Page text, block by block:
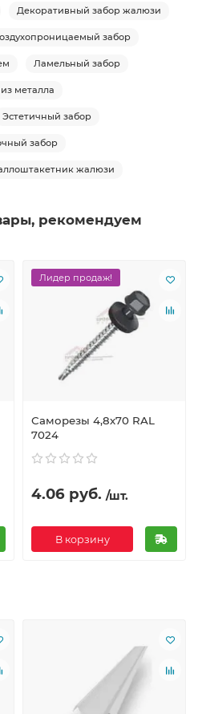
Декоративный забор жалюзи
забор
Ламельный забор
металла
Эстетичный забор
забор
жалюзи
рекомендуем
Лидер продаж!
Саморезы 4,8х70 RAL
7024
4.06 руб. /шт.
В корзину